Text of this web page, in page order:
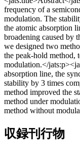
frequency of a
modulation. The
the atomic absorption
broadening caused by
we designed two
the peak‐hold
modulation.</
absorption line, the
stability by 3 times
method improved the
method under
method without
収録刊行物